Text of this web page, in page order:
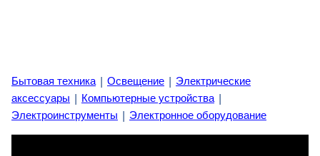
Бытовая техника| Освещение | Электрические
аксессуары | Компьютерные устройства|
Электроинструменты | Электронное оборудование